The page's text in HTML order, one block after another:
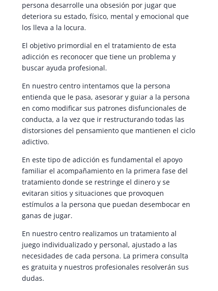
persona desarrolle una obsesión por jugar que
deteriora su estado, físico, mental y emocional que
los lleva a la locura.
El objetivo primordial en el tratamiento de esta
adicción es reconocer que tiene un problema y
buscar ayuda profesional.
En nuestro centro intentamos que la persona
entienda que le pasa, asesorar y guiar a la persona
en como modificar sus patrones disfuncionales de
conducta, a la vez que ir restructurando todas las
distorsiones del pensamiento que mantienen el ciclo
adictivo.
En este tipo de adicción es fundamental el apoyo
familiar el acompañamiento en la primera fase del
tratamiento donde se restringe el dinero y se
evitaran sitios y situaciones que provoquen
estímulos a la persona que puedan desembocar en
ganas de jugar.
En nuestro centro realizamos un tratamiento al
juego individualizado y personal, ajustado a las
necesidades de cada persona. La primera consulta
es gratuita y nuestros profesionales resolverán sus
dudas.